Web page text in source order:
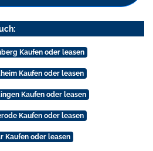
Kaufen oder leasen
Kaufen oder leasen
Kaufen oder leasen
Kaufen oder leasen
Kaufen oder leasen